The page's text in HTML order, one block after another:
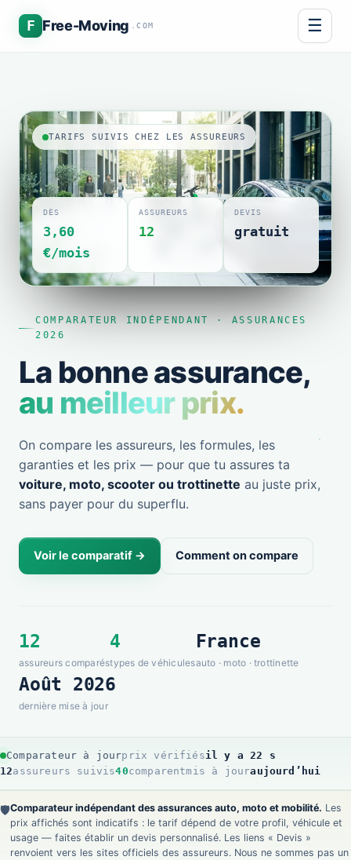
F Free-Moving .COM ☰
COMPARATEUR INDÉPENDANT · ASSURANCES
2026
La bonne assurance,
au meilleur prix.
On compare les assureurs, les formules, les
garanties et les prix — pour que tu assures ta
voiture, moto, scooter ou trottinette au juste prix,
sans payer pour du superflu.
Voir le comparatif → Comment on compare
12
assureurs comparés
4
types de véhicules
France
auto · moto · trottinette
Août 2026
dernière mise à jour
TARIFS SUIVIS CHEZ LES ASSUREURS
DÈS
3,60
€/mois
ASSUREURS
12
DEVIS
gratuit
Comparateur à jourprix vérifiésil y a 24 s
12assureurs suivis40comparentmis à jouraujourd’hui
🛡️Comparateur indépendant des assurances auto, moto et mobilité. Les
prix affichés sont indicatifs : le tarif dépend de votre profil, véhicule et
usage — faites établir un devis personnalisé. Les liens « Devis »
renvoient vers les sites officiels des assureurs. Nous ne sommes pas un